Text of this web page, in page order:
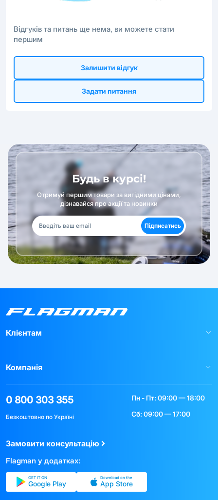
Відгуків та питань ще нема, ви можете стати
першим
Залишити відгук
Задати питання
Будь в курсі!
Отримуй першим товари за вигідними цінами,
дізнавайся про акції та новинки
Підписатись
Клієнтам
Компанія
0 800 303 355
Безкоштовно по Україні
Пн - Пт: 09:00 — 18:00
Сб: 09:00 — 17:00
Замовити консультацію
Flagman у додатках:
GET IT ON
Google Play
Download on the
App Store